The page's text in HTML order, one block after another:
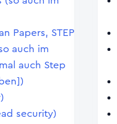
Papers, STEP
auch im
auch Step
security)